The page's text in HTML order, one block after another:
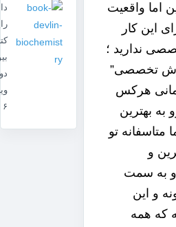
اما واقعیت
این کار
ندارید ؛
تخصصی”
هرکس
بهترین
متاسفانه تو
و
به سمت
و این
که همه
۶